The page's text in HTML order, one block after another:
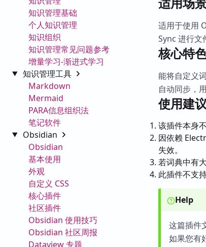
知识管理基础
个人知识管理
知识组织
知识管理常见问题参考
增量学习-渐进式学习
知识管理工具
Markdown
Mermaid
PARA信息组织法
笔记软件
Obsidian
Obsidian
基本使用
外观
自定义 CSS
核心插件
社区插件
Obsidian 使用技巧
Obsidian 社区周报
Dataview 专题
适用于使用
Sync 进行文
核心特
能将自定义
自动同步，
使用建议
该插件本身
因依赖
失效。
若词典中有
此插件不支
Help
这篇插件
如果您有